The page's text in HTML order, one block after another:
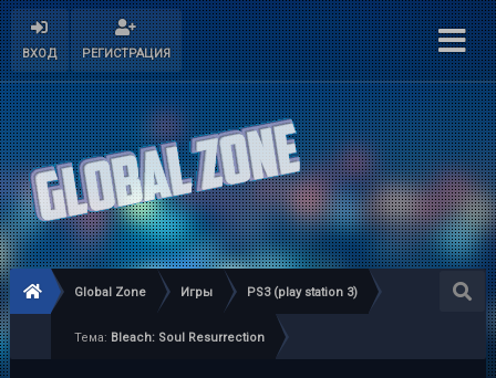
ВХОД РЕГИСТРАЦИЯ
Global Zone Игры PS3 (play station 3)
Тема: Bleach: Soul Resurrection